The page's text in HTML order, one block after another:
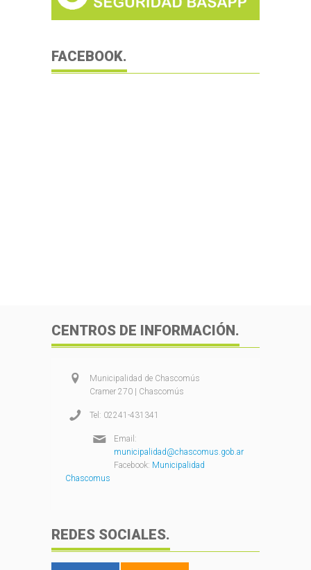
FACEBOOK.
CENTROS DE INFORMACIÓN.
Municipalidad de Chascomús
Cramer 270 | Chascomús
Tel: 02241-431341
Email:
municipalidad@chascomus.gob.ar
Facebook: Municipalidad
Chascomus
REDES SOCIALES.